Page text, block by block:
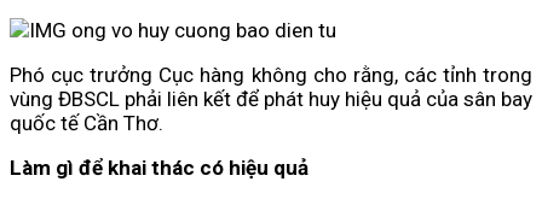
Phó cục trưởng Cục hàng không cho rằng, các tỉnh trong
vùng ĐBSCL phải liên kết để phát huy hiệu quả của sân bay
quốc tế Cần Thơ.
Làm gì để khai thác có hiệu quả